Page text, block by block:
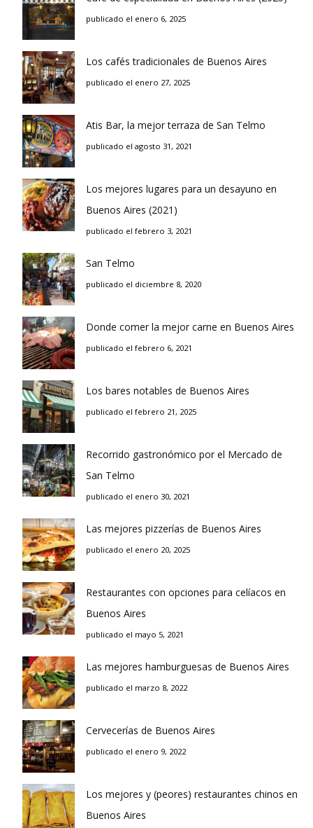
publicado el enero 6, 2025
Los cafés tradicionales de Buenos Aires
publicado el enero 27, 2025
Atis Bar, la mejor terraza de San Telmo
publicado el agosto 31, 2021
Los mejores lugares para un desayuno en
Buenos Aires (2021)
publicado el febrero 3, 2021
San Telmo
publicado el diciembre 8, 2020
Donde comer la mejor carne en Buenos Aires
publicado el febrero 6, 2021
Los bares notables de Buenos Aires
publicado el febrero 21, 2025
Recorrido gastronómico por el Mercado de
San Telmo
publicado el enero 30, 2021
Las mejores pizzerías de Buenos Aires
publicado el enero 20, 2025
Restaurantes con opciones para celíacos en
Buenos Aires
publicado el mayo 5, 2021
Las mejores hamburguesas de Buenos Aires
publicado el marzo 8, 2022
Cervecerías de Buenos Aires
publicado el enero 9, 2022
Los mejores y (peores) restaurantes chinos en
Buenos Aires